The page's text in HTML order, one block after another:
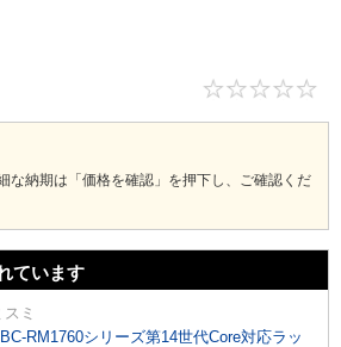
な納期は「価格を確認」を押下し、ご確認くだ
ています
スミ
RM1760シリーズ第14世代Core対応ラッ